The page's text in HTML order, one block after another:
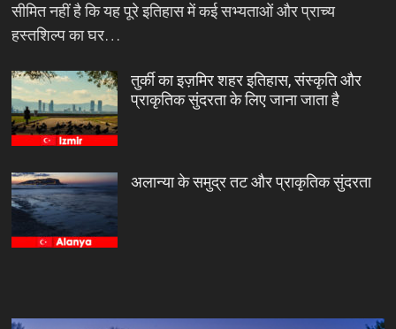
सीमित नहीं है कि यह पूरे इतिहास में कई सभ्यताओं और प्राच्य
हस्तशिल्प का घर…
तुर्की का इज़मिर शहर इतिहास, संस्कृति और
प्राकृतिक सुंदरता के लिए जाना जाता है
अलान्या के समुद्र तट और प्राकृतिक सुंदरता